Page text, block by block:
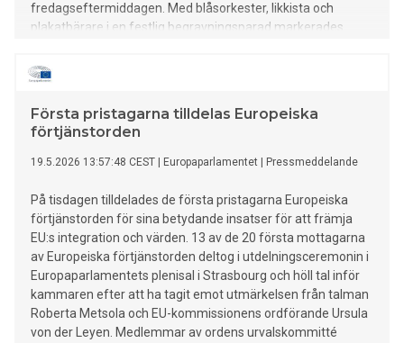
fredagseftermiddagen. Med blåsorkester, likkista och
plakatbärare i en festlig begravningsparad markerades
Första pristagarna tilldelas Europeiska
förtjänstorden
19.5.2026 13:57:48 CEST Europaparlamentet Pressmeddelande
På tisdagen tilldelades de första pristagarna Europeiska
förtjänstorden för sina betydande insatser för att främja
EU:s integration och värden. 13 av de 20 första mottagarna
av Europeiska förtjänstorden deltog i utdelningsceremonin i
Europaparlamentets plenisal i Strasbourg och höll tal inför
kammaren efter att ha tagit emot utmärkelsen från talman
Roberta Metsola och EU-kommissionens ordförande Ursula
von der Leyen. Medlemmar av ordens urvalskommitté